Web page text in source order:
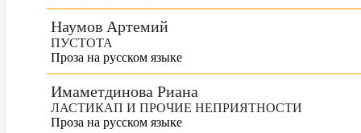
Наумов Артемий
ПУСТОТА
Проза на русском языке
Имаметдинова Риана
ЛАСТИКАП И ПРОЧИЕ НЕПРИЯТНОСТИ
Проза на русском языке